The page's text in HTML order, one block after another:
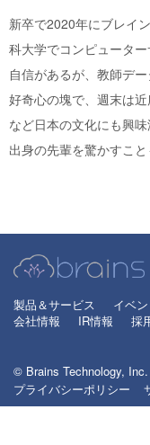
新卒で2020年にブレイ
科大学でコンピュータ
自信があるが、教師デ
好奇心の塊で、週末は
など日本の文化にも興
出身の先輩を驚かすこと
製品＆サービス イベ
会社情報
IR情報 採
© Brains Technology,
プライバシーポリシー